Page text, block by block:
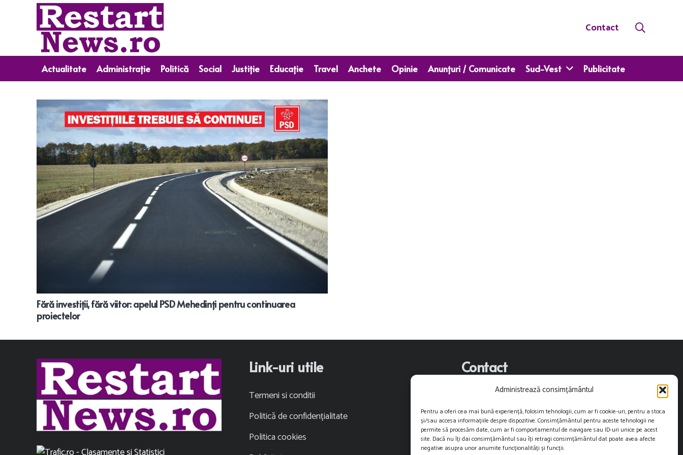
Administrează consimțământul
Pentru a oferi cea mai bună experiență, folosim tehnologii, cum ar fi cookie-uri, pentru a stoca
și/sau accesa informațiile despre dispozitive. Consimțământul pentru aceste tehnologii ne
permite să procesăm date, cum ar fi comportamentul de navigare sau ID-uri unice pe acest
site. Dacă nu îți dai consimțământul sau îți retragi consimțământul dat poate avea afecte
negative asupra unor anumite funcționalități și funcții.
Contact
Actualitate Administrație Politică Social Justiție Educație Travel Anchete Opinie Anunțuri / Comunicate Sud-Vest Publicitate
Fără investiții, fără viitor: apelul PSD Mehedinți pentru continuarea
proiectelor
Link-uri utile
Termeni si conditii
Politică de confidențialitate
Politica cookies
Contact
contact@restartnews.ro
publicitate@restartnews.ro
+40756822613